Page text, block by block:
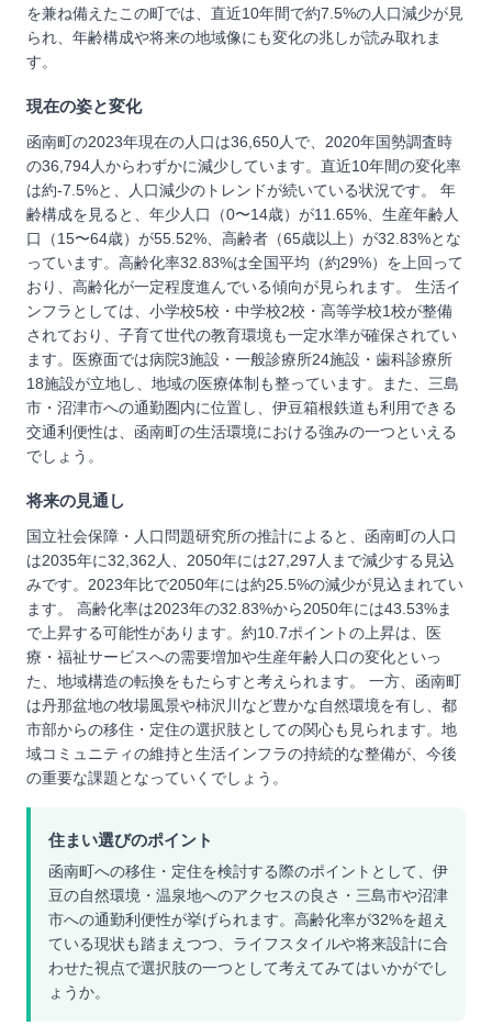
を兼ね備えたこの町では、直近10年間で約7.5%の人口減少が見
られ、年齢構成や将来の地域像にも変化の兆しが読み取れま
す。
現在の姿と変化
函南町の2023年現在の人口は36,650人で、2020年国勢調査時
の36,794人からわずかに減少しています。直近10年間の変化率
は約-7.5%と、人口減少のトレンドが続いている状況です。 年
齢構成を見ると、年少人口（0〜14歳）が11.65%、生産年齢人
口（15〜64歳）が55.52%、高齢者（65歳以上）が32.83%とな
っています。高齢化率32.83%は全国平均（約29%）を上回って
おり、高齢化が一定程度進んでいる傾向が見られます。 生活イ
ンフラとしては、小学校5校・中学校2校・高等学校1校が整備
されており、子育て世代の教育環境も一定水準が確保されてい
ます。医療面では病院3施設・一般診療所24施設・歯科診療所
18施設が立地し、地域の医療体制も整っています。また、三島
市・沼津市への通勤圏内に位置し、伊豆箱根鉄道も利用できる
交通利便性は、函南町の生活環境における強みの一つといえる
でしょう。
将来の見通し
国立社会保障・人口問題研究所の推計によると、函南町の人口
は2035年に32,362人、2050年には27,297人まで減少する見込
みです。2023年比で2050年には約25.5%の減少が見込まれてい
ます。 高齢化率は2023年の32.83%から2050年には43.53%ま
で上昇する可能性があります。約10.7ポイントの上昇は、医
療・福祉サービスへの需要増加や生産年齢人口の変化といっ
た、地域構造の転換をもたらすと考えられます。 一方、函南町
は丹那盆地の牧場風景や柿沢川など豊かな自然環境を有し、都
市部からの移住・定住の選択肢としての関心も見られます。地
域コミュニティの維持と生活インフラの持続的な整備が、今後
の重要な課題となっていくでしょう。
住まい選びのポイント
函南町への移住・定住を検討する際のポイントとして、伊
豆の自然環境・温泉地へのアクセスの良さ・三島市や沼津
市への通勤利便性が挙げられます。高齢化率が32%を超え
ている現状も踏まえつつ、ライフスタイルや将来設計に合
わせた視点で選択肢の一つとして考えてみてはいかがでし
ょうか。